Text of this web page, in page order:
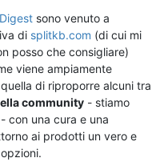
sono venuto a
di splitkb.com (di cui mi
posso che consigliare)
viene ampiamente
di riproporre alcuni tra
community - stiamo
con una cura e una
ai prodotti un vero e